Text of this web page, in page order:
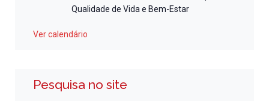
Qualidade de Vida e Bem-Estar
Ver calendário
Pesquisa no site